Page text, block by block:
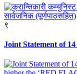
९
Joint Statement of